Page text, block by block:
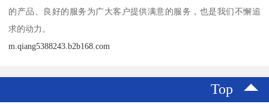
的产品、良好的服务为广大客户提供满意的服务，也是我们不懈追
求的动力。
m.qiang5388243.b2b168.com
Top